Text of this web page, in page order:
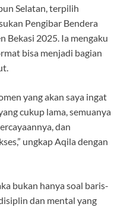
Selatan, terpilih
Pengibar Bendera
Bekasi 2025. Ia mengaku
bisa menjadi bagian
yang akan saya ingat
cukup lama, semuanya
dan
ungkap Aqila dengan
bukan hanya soal baris-
dan mental yang